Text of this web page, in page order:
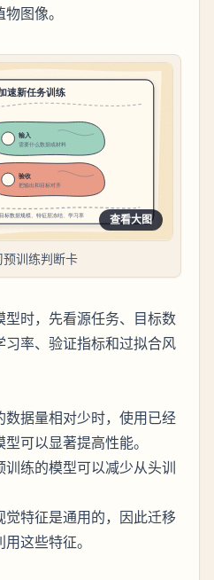
图像。
查看大图
训练判断卡
时，先看源任务、目标数
率、验证指标和过拟合风
数据量相对少时，使用已经
可以显著提高性能。
训练的模型可以减少从头训
觉特征是通用的，因此迁移
这些特征。